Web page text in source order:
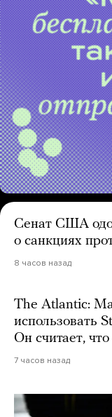
Сенат США
о санкциях
8 часов назад
The Atlantic:
использовать
Он считает,
7 часов назад